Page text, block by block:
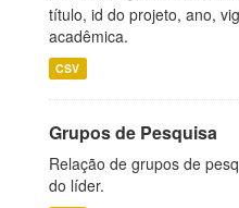
título, id do projeto, ano,
acadêmica.
CSV
Grupos de Pesquisa
Relação de grupos de
do líder.